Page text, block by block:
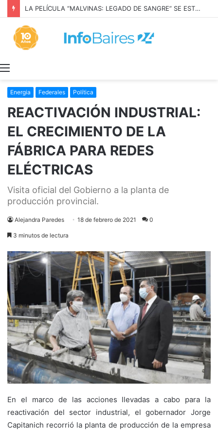
LA PELÍCULA “MALVINAS: LEGADO DE SANGRE” SE ESTRENARÁ EN PRIME VIDEO
Energia Federales Política
REACTIVACIÓN INDUSTRIAL:
EL CRECIMIENTO DE LA
FÁBRICA PARA REDES
ELÉCTRICAS
Visita oficial del Gobierno a la planta de
producción provincial.
Alejandra Paredes 18 de febrero de 2021 0
3 minutos de lectura
En el marco de las acciones llevadas a cabo para la
reactivación del sector industrial, el gobernador Jorge
Capitanich recorrió la planta de producción de la empresa